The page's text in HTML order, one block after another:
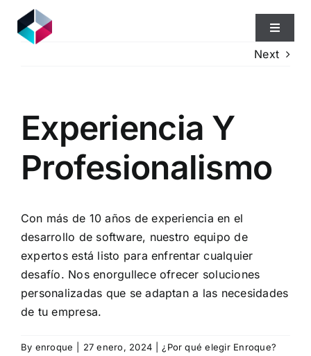
content
Toggle
Quiénes Somos
Qué Hacemos
Blog
Next
Experiencia Y
Profesionalismo
Con más de 10 años de experiencia en el
desarrollo de software, nuestro equipo de
expertos está listo para enfrentar cualquier
desafío. Nos enorgullece ofrecer soluciones
personalizadas que se adaptan a las necesidades
de tu empresa.
By enroque 27 enero, 2024
¿Por qué elegir Enroque?